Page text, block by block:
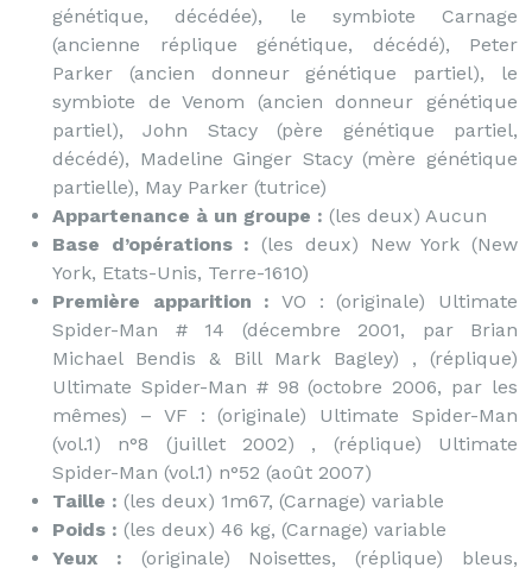
génétique, décédée), le symbiote Carnage
(ancienne réplique génétique, décédé), Peter
Parker (ancien donneur génétique partiel), le
symbiote de Venom (ancien donneur génétique
partiel), John Stacy (père génétique partiel,
décédé), Madeline Ginger Stacy (mère génétique
partielle), May Parker (tutrice)
Appartenance à un groupe : (les deux) Aucun
Base d’opérations : (les deux) New York (New
York, Etats-Unis, Terre-1610)
Première apparition : VO : (originale) Ultimate
Spider-Man # 14 (décembre 2001, par Brian
Michael Bendis & Bill Mark Bagley) , (réplique)
Ultimate Spider-Man # 98 (octobre 2006, par les
mêmes) – VF : (originale) Ultimate Spider-Man
(vol.1) n°8 (juillet 2002) , (réplique) Ultimate
Spider-Man (vol.1) n°52 (août 2007)
Taille : (les deux) 1m67, (Carnage) variable
Poids : (les deux) 46 kg, (Carnage) variable
Yeux : (originale) Noisettes, (réplique) bleus,